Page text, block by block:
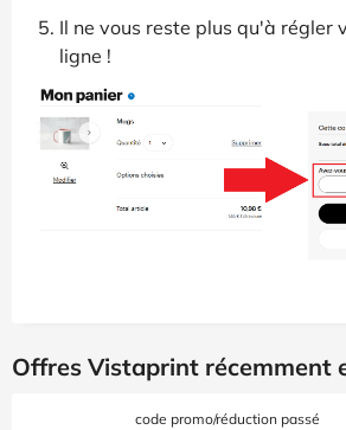
Il ne vous reste plus qu'à régler
ligne !
Offres Vistaprint récemment
code promo/réduction passé